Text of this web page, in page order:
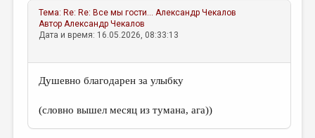
Тема: Re: Re: Все мы гости…Александр Чекалов
АвторАлександр Чекалов
Дата и время: 16.05.2026, 08:33:13
Душевно благодарен за улыбку
(словно вышел месяц из тумана, ага))